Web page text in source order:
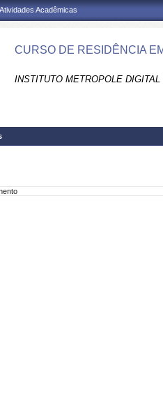
Acadêmicas
CURSO DE RESIDÊNCIA
INSTITUTO METROPOLE DIGITAL